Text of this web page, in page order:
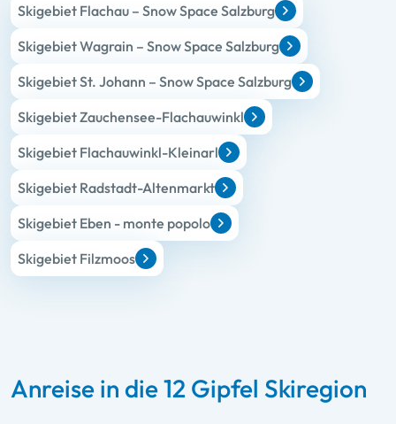
Skigebiet Flachau – Snow Space Salzburg
Skigebiet Wagrain – Snow Space Salzburg
Skigebiet St. Johann – Snow Space Salzburg
Skigebiet Zauchensee-Flachauwinkl
Skigebiet Flachauwinkl-Kleinarl
Skigebiet Radstadt-Altenmarkt
Skigebiet Eben - monte popolo
Skigebiet Filzmoos
Anreise in die 12 Gipfel Skiregion